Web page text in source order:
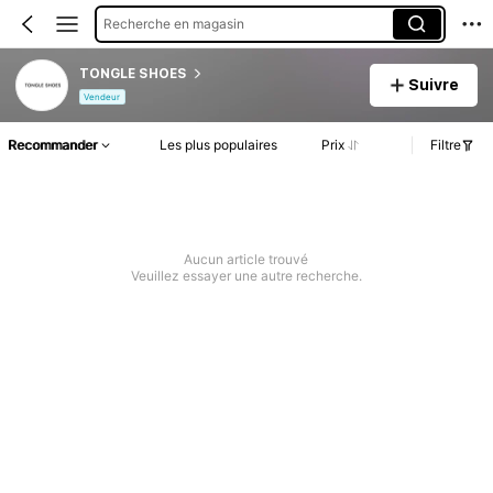
Recherche en magasin
TONGLE SHOES
Vendeur
Suivre
Recommander Les plus populaires Prix Filtre
Aucun article trouvé
Veuillez essayer une autre recherche.